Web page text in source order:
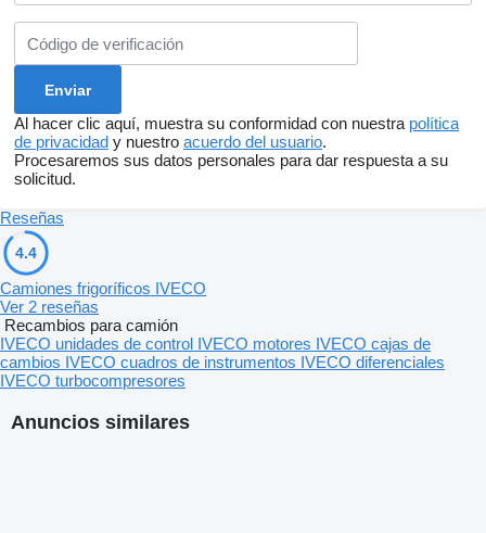
Al hacer clic aquí, muestra su conformidad con nuestra política
de privacidad y nuestro acuerdo del usuario.
Procesaremos sus datos personales para dar respuesta a su
solicitud.
Anuncios similares
Reseñas
4.4
Camiones frigoríficos IVECO
Ver 2 reseñas
Recambios para camión
IVECO unidades de control IVECO motores IVECO cajas de
cambios IVECO cuadros de instrumentos IVECO diferenciales
IVECO turbocompresores